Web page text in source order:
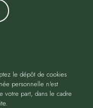
droits réservés |
le dépôt de cookies
personnelle n'est
votre part, dans le cadre